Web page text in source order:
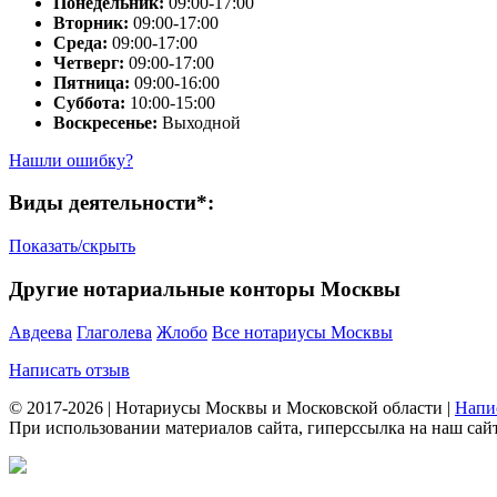
Вторник: 09:00-17:00
Среда: 09:00-17:00
Четверг: 09:00-17:00
Пятница: 09:00-16:00
Суббота: 10:00-15:00
Воскресенье: Выходной
Нашли ошибку?
Виды деятельности*:
Показать/скрыть
Другие нотариальные конторы Москвы
Авдеева Глаголева Жлобо Все нотариусы Москвы
Написать отзыв
© 2017-2026 | Нотариусы Москвы и Московской области |
При использовании материалов сайта, гиперссылка на наш